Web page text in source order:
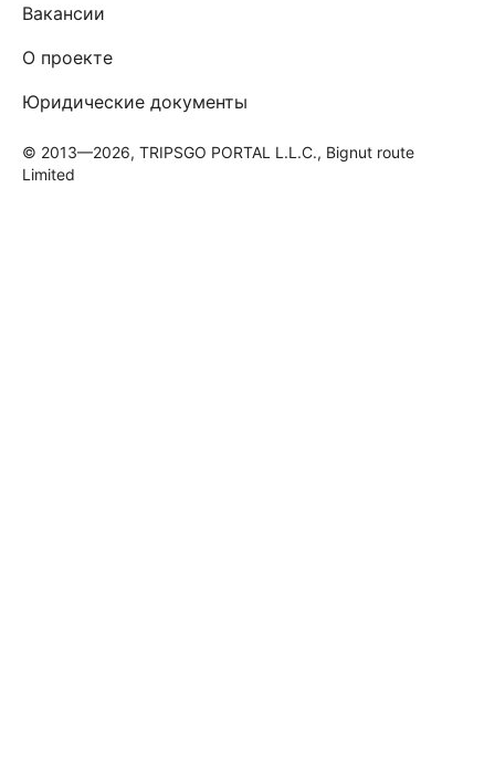
Вакансии
О проекте
Юридические документы
© 2013—2026, TRIPSGO PORTAL L.L.C., Bignut route
Limited